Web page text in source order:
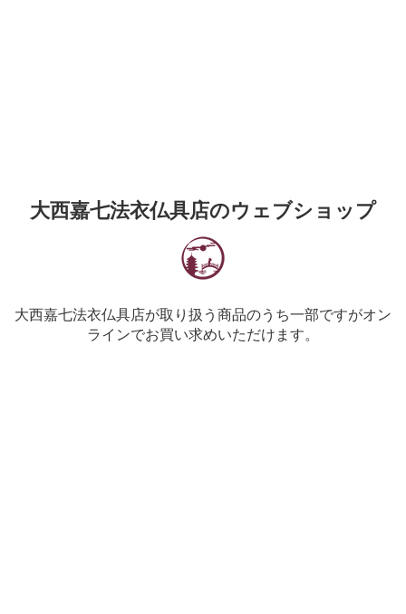
大西嘉七法衣仏具店のウェブショップ
大西嘉七法衣仏具店が取り扱う商品のうち一部ですがオン
ラインでお買い求めいただけます。